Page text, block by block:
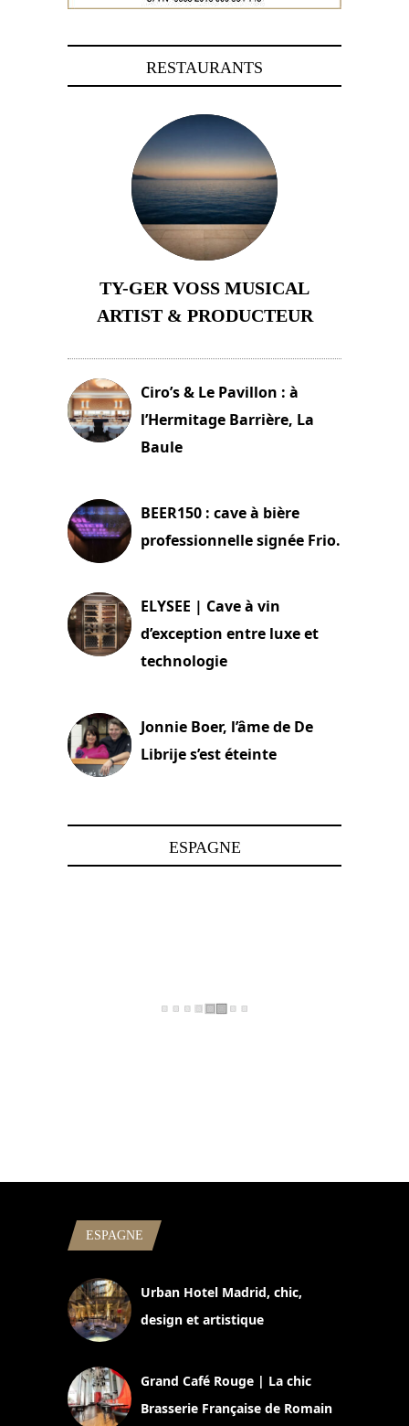
RESTAURANTS
TY-GER VOSS MUSICAL
ARTIST & PRODUCTEUR
Ciro’s & Le Pavillon : à
l’Hermitage Barrière, La
Baule
BEER150 : cave à bière
professionnelle signée Frio.
ELYSEE | Cave à vin
d’exception entre luxe et
technologie
Jonnie Boer, l’âme de De
Librije s’est éteinte
ESPAGNE
ESPAGNE
Urban Hotel Madrid, chic,
design et artistique
Grand Café Rouge | La chic
Brasserie Française de Romain